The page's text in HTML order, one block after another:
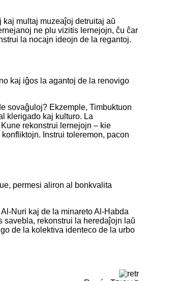
multaj muzeaĵoj detruitaj aŭ
ne plu vizitis lernejojn, ĉu ĉar
la nocajn ideojn de la regantoj.
kaj iĝos la agantoj de la renovigo
sovaĝuloj? Ekzemple, Timbuktuon
klerigado kaj kulturo. La
rekonstrui lernejojn – kie
Instrui toleremon, pacon
permesi aliron al bonkvalita
Nuri kaj de la minareto Al-Habda
savebla, rekonstrui la heredaĵojn laŭ
de la kolektiva identeco de la urbo